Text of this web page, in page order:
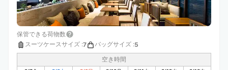
保管できる荷物数
スーツケースサイズ :7 バッグサイズ :5
空き時間